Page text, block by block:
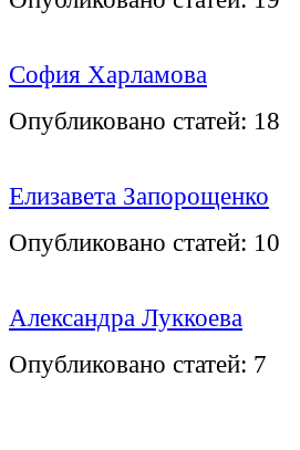
София Харламова
Опубликовано статей: 18
Елизавета Запорощенко
Опубликовано статей: 10
Александра Луккоева
Опубликовано статей: 7